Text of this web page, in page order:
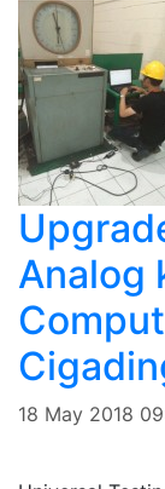
Analog
18 May 2018